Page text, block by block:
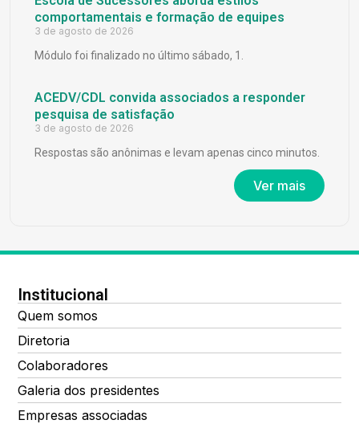
comportamentais e formação de equipes
3 de agosto de 2026
Módulo foi finalizado no último sábado, 1.
ACEDV/CDL convida associados a responder
pesquisa de satisfação
3 de agosto de 2026
Respostas são anônimas e levam apenas cinco minutos.
Ver mais
Institucional
Quem somos
Diretoria
Colaboradores
Galeria dos presidentes
Empresas associadas